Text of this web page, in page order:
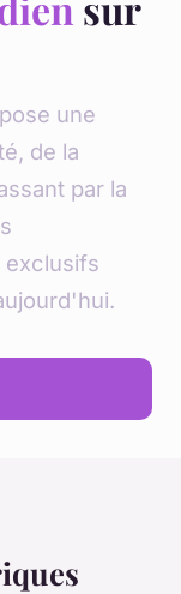
une
de la
par la
exclusifs